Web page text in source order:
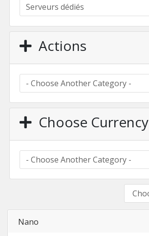
Actions
Choose Currency
Nano